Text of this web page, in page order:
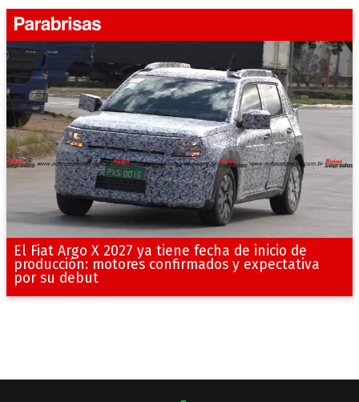
El Fiat Argo X 2027 ya tiene fecha de inicio de
producción: motores confirmados y expectativa
por su debut